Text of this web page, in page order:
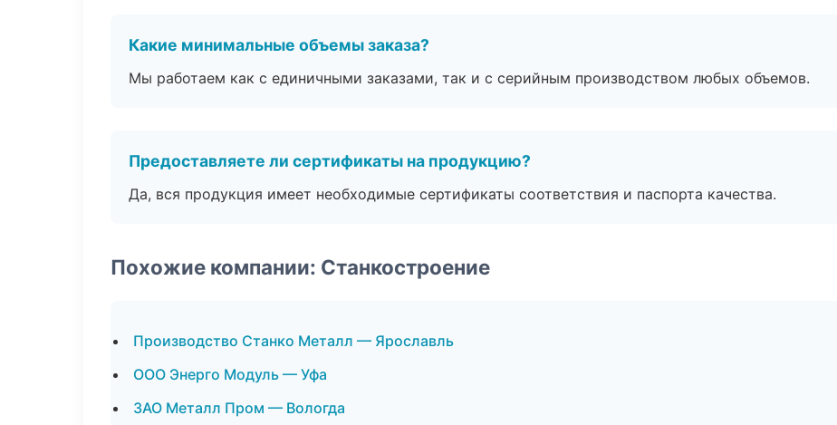
Какие минимальные объемы заказа?
Мы работаем как с единичными заказами, так и с серийным производством любых объемов.
Предоставляете ли сертификаты на продукцию?
Да, вся продукция имеет необходимые сертификаты соответствия и паспорта качества.
Похожие компании: Станкостроение
Производство Станко Металл — Ярославль
ООО Энерго Модуль — Уфа
ЗАО Металл Пром — Вологда